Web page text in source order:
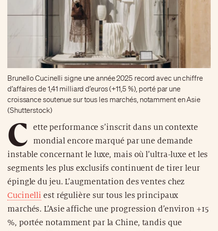
Brunello Cucinelli signe une année 2025 record avec un chiffre
d’affaires de 1,41 milliard d’euros (+11,5 %), porté par une
croissance soutenue sur tous les marchés, notamment en Asie
(Shutterstock)
C
ette performance s’inscrit dans un contexte
mondial encore marqué par une demande
instable concernant le luxe, mais où l’ultra-luxe et les
segments les plus exclusifs continuent de tirer leur
épingle du jeu. L’augmentation des ventes chez
Cucinelli est régulière sur tous les principaux
marchés. L’Asie affiche une progression d’environ +15
%, portée notamment par la Chine, tandis que